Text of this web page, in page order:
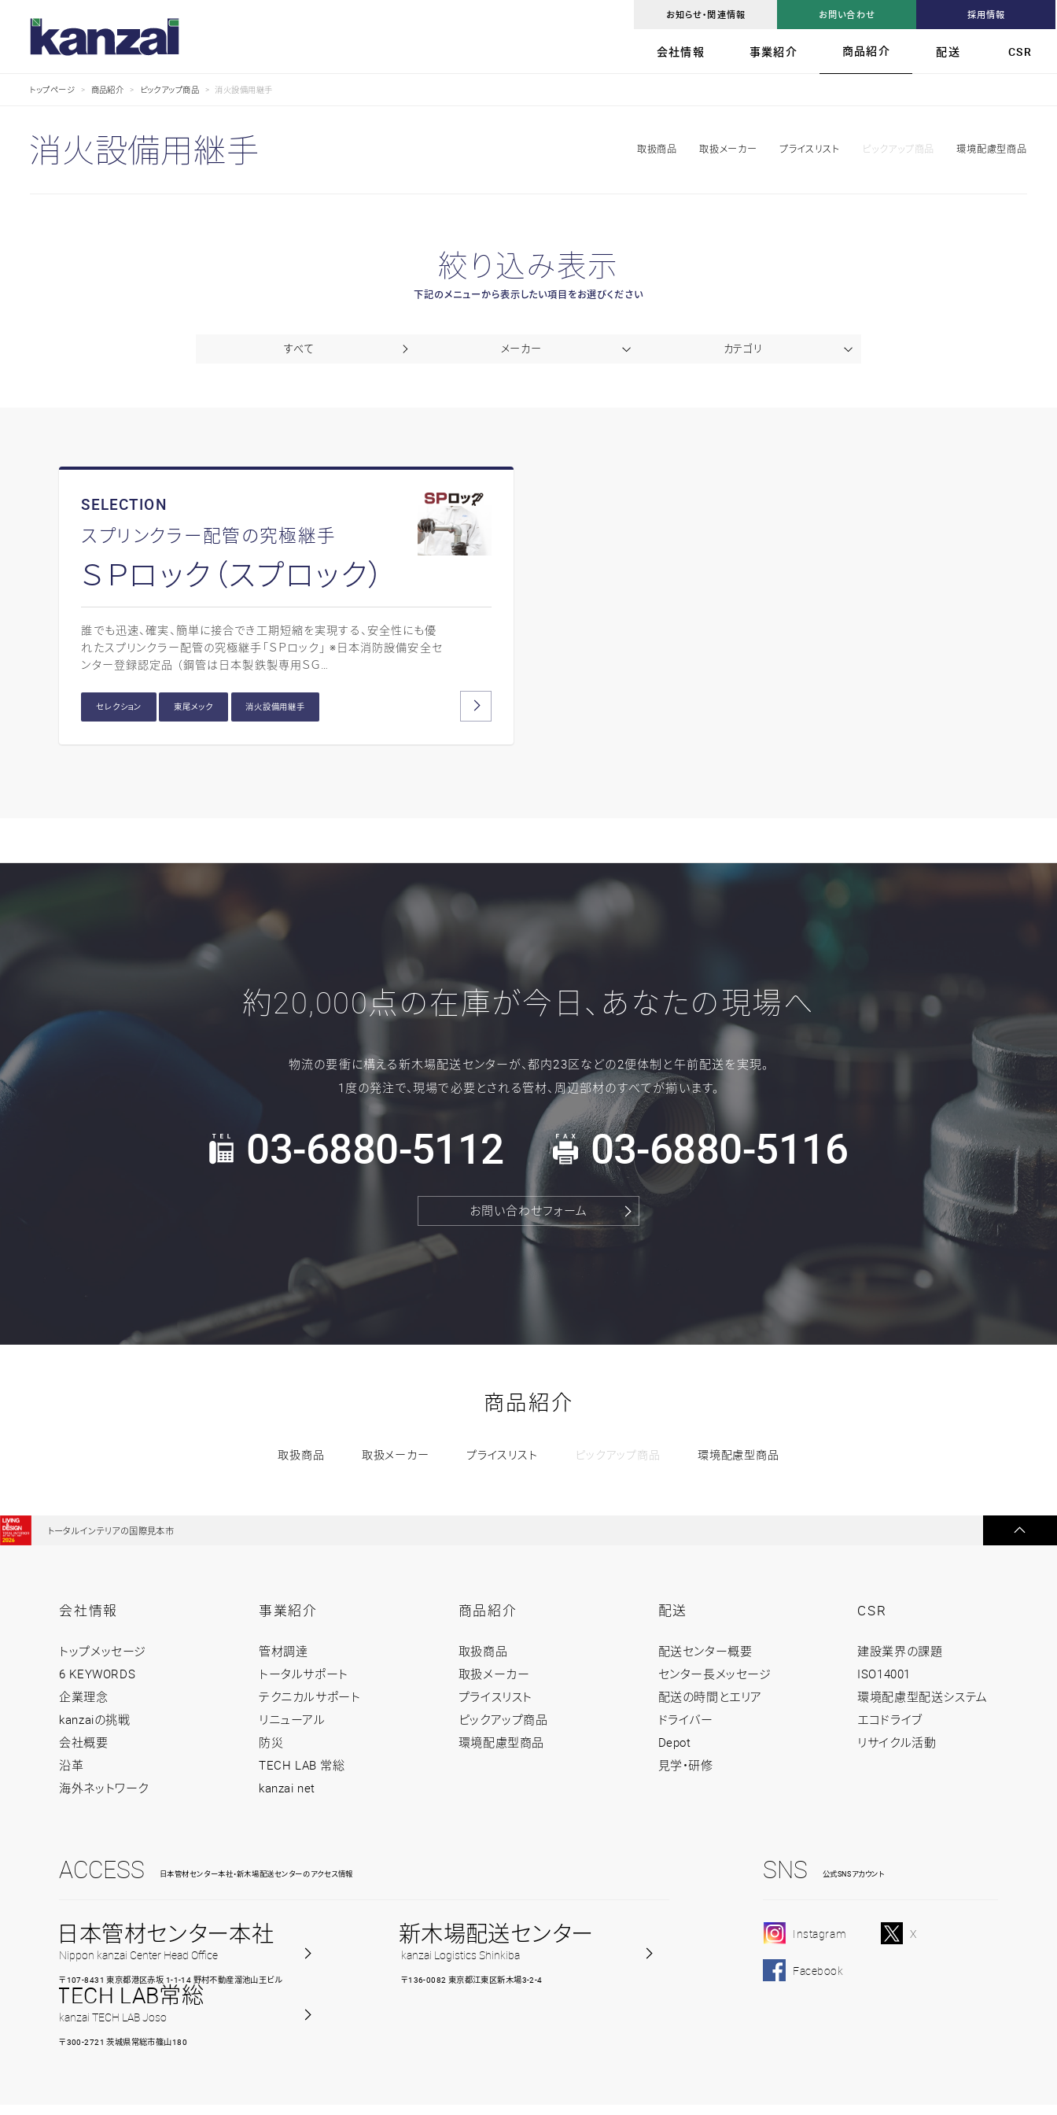
会社情報
会社情報トップ
トップメッセージ
事業紹介
事業紹介トップ
管材調達
商品紹介
商品紹介トップ
取扱商品
配送
配送トップ
配送センター概要
CSR
CSRトップ
建設業界の課題
お知らせ・関連情報 お問い合わせ 採用情報
トップページ 商品紹介 ピックアップ商品 消火設備用継手
消火設備用継手 取扱商品 取扱メーカー プライスリスト ピックアップ商品 環境配慮型商品
絞り込み表示
下記のメニューから表示したい項目をお選びください
すべて メーカー カテゴリ
SELECTION
スプリンクラー配管の究極継手
ＳＰロック（スプロック）
誰でも迅速、確実、簡単に接合でき工期短縮を実現する、安全性にも優
れたスプリンクラー配管の究極継手「ＳＰロック」 ※日本消防設備安全セ
ンター登録認定品 （鋼管は日本製鉄製専用ＳＧ…
セレクション 東尾メック 消火設備用継手
約20,000点の在庫が今日、あなたの現場へ
物流の要衝に構える新木場配送センターが、都内23区などの2便体制と午前配送を実現。
1度の発注で、現場で必要とされる管材、周辺部材のすべてが揃います。
03-6880-5112
FAX:
03-6880-5116
お問い合わせフォーム
商品紹介
取扱商品 取扱メーカー プライスリスト ピックアップ商品 環境配慮型商品
先
会社情報
会
社
情
ト
プ
トップメッセージ
6 KEYWORDS
企業理念
kanzaiの挑戦
会社概要
沿革
海外ネットワーク
事業紹介
事
業
紹
ト
プ
管材調達
トータルサポート
テクニカルサポート
リニューアル
防災
TECH LAB 常総
kanzai net
商品紹介
商
品
紹
介
ト
プ
取扱商品
取扱メーカー
プライスリスト
ピックアップ商品
環境配慮型商品
配送
配
送
ト
プ
配送センター概要
センター長メッセージ
配送の時間とエリア
ドライバー
Depot
見学・研修
CSR
CSR
ト
ッ
建設業界の課題
ISO14001
環境配慮型配送システム
エコドライブ
リサイクル活動
ACCESS 日本管材センター本社・新木場配送センターのアクセス情報
日本管材センター本社
Nippon kanzai Center Head Office
〒107-8431 東京都港区赤坂 1-1-14 野村不動産溜池山王ビル
新木場配送センター
kanzai Logistics Shinkiba
〒136-0082 東京都江東区新木場3-2-4
TECH LAB常総
kanzai TECH LAB Joso
〒300-2721 茨城県常総市篠山180
SNS 公式SNSアカウント
Instagram X
Facebook